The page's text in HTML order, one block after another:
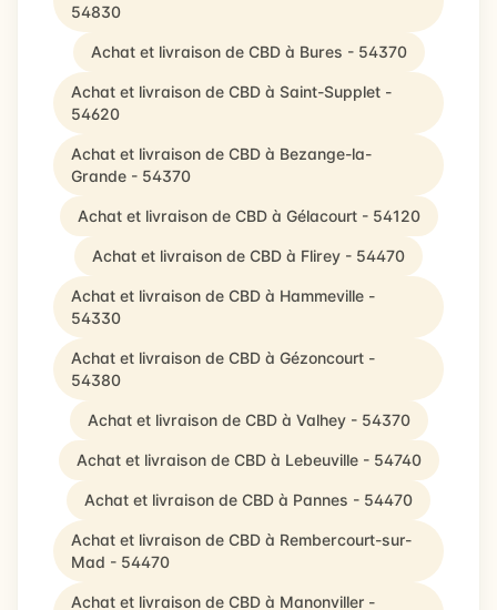
54830
Achat et livraison de CBD à Bures - 54370
Achat et livraison de CBD à Saint-Supplet -
54620
Achat et livraison de CBD à Bezange-la-
Grande - 54370
Achat et livraison de CBD à Gélacourt - 54120
Achat et livraison de CBD à Flirey - 54470
Achat et livraison de CBD à Hammeville -
54330
Achat et livraison de CBD à Gézoncourt -
54380
Achat et livraison de CBD à Valhey - 54370
Achat et livraison de CBD à Lebeuville - 54740
Achat et livraison de CBD à Pannes - 54470
Achat et livraison de CBD à Rembercourt-sur-
Mad - 54470
Achat et livraison de CBD à Manonviller -